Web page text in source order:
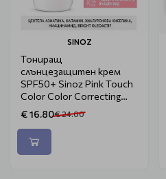
SINOZ
Тониращ
слънцезащитен крем
SPF50+ Sinoz Pink Touch
Color Color Correcting
Treatment 50ml
€ 16.80€ 24.00